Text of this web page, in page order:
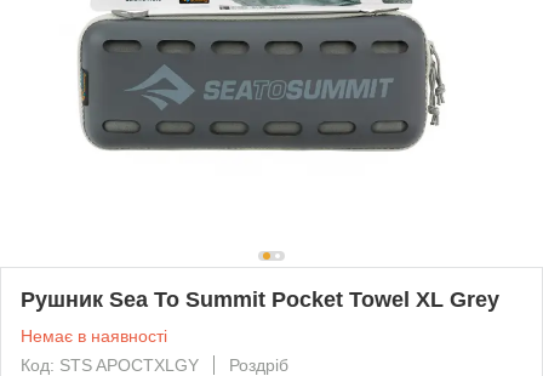
Рушник Sea To Summit Pocket Towel XL Grey
Немає в наявності
Код: STS APOCTXLGY
Роздріб